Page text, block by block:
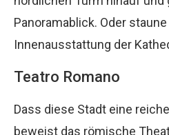
Panoramablick. Oder
Innenausstattung der
Teatro Romano
Dass diese Stadt eine
beweist das römische